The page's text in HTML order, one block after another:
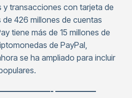
y transacciones con tarjeta de
426 millones de cuentas
tiene más de 15 millones de
de PayPal,
se ha ampliado para incluir
—————